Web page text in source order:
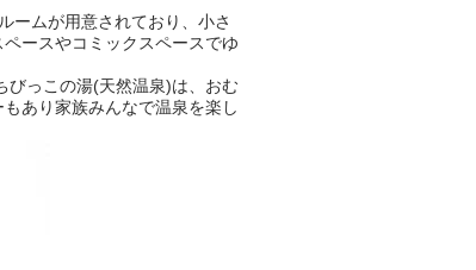
フティ温泉の「占いベンチ」
は、そんなあなたの心のつぶや
をプロの占い師に相談するこ
とができるサービスです。
ームが用意されており、小さ
ースやコミックスペースでゆ
びっこの湯(天然温泉)は、おむ
あり家族みんなで温泉を楽し